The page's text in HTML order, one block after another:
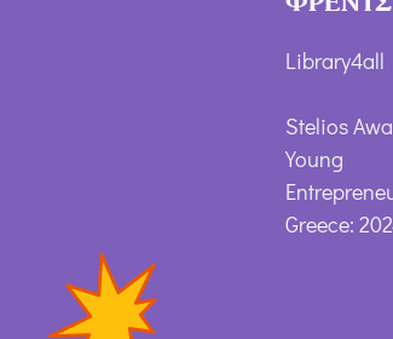
Library4all
Stelios
Young
Greece: